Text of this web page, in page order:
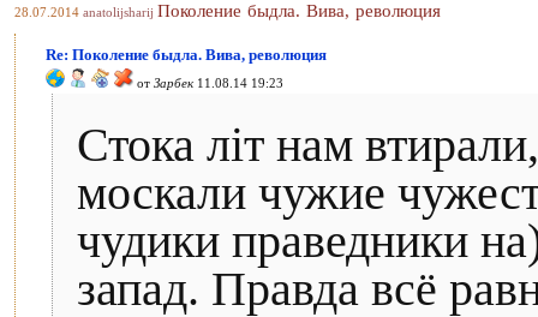
28.07.2014 anatolijsharij Поколение быдла. Вива, революция
Re: Поколение быдла. Вива, революция
от Зарбек 11.08.14 19:23
Стока лiт нам
москали чужие
чудики праведники
запад. Правда всё